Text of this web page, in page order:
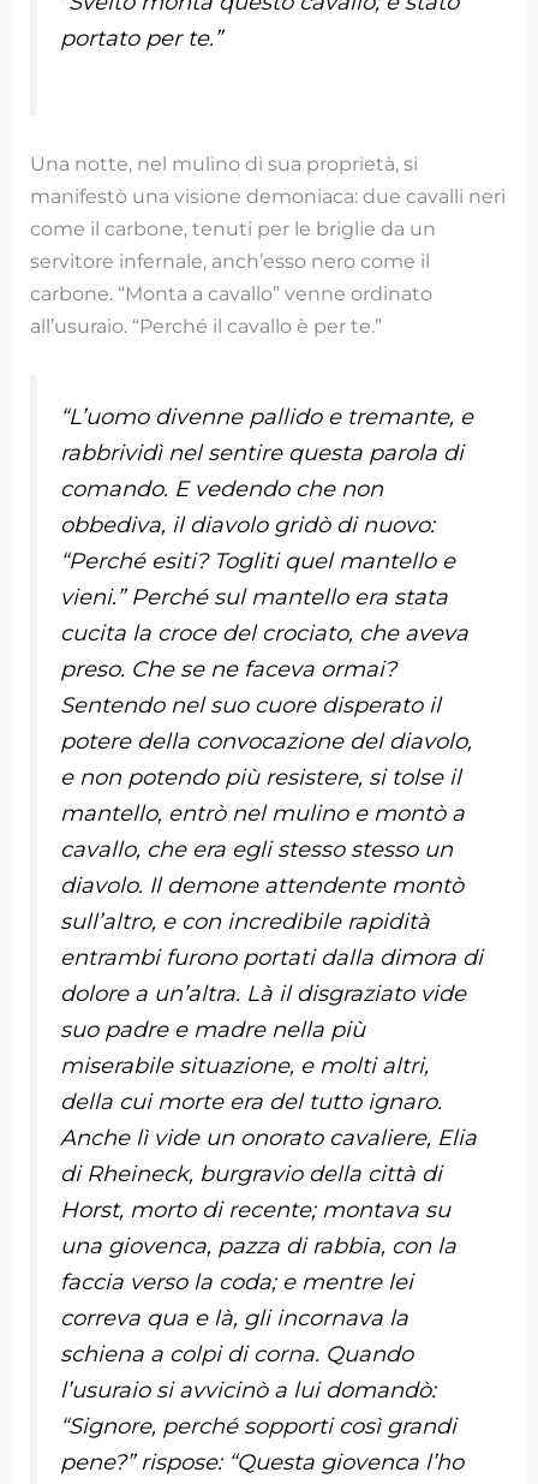
portato per te.”
Una notte, nel mulino di sua proprietà, si
manifestò una visione demoniaca: due cavalli neri
come il carbone, tenuti per le briglie da un
servitore infernale, anch’esso nero come il
carbone. “Monta a cavallo” venne ordinato
all’usuraio. “Perché il cavallo è per te.”
“L’uomo divenne pallido e tremante, e
rabbrividì nel sentire questa parola di
comando. E vedendo che non
obbediva, il diavolo gridò di nuovo:
“Perché esiti? Togliti quel mantello e
vieni.” Perché sul mantello era stata
cucita la croce del crociato, che aveva
preso. Che se ne faceva ormai?
Sentendo nel suo cuore disperato il
potere della convocazione del diavolo,
e non potendo più resistere, si tolse il
mantello, entrò nel mulino e montò a
cavallo, che era egli stesso stesso un
diavolo. Il demone attendente montò
sull’altro, e con incredibile rapidità
entrambi furono portati dalla dimora di
dolore a un’altra. Là il disgraziato vide
suo padre e madre nella più
miserabile situazione, e molti altri,
della cui morte era del tutto ignaro.
Anche lì vide un onorato cavaliere, Elia
di Rheineck, burgravio della città di
Horst, morto di recente; montava su
una giovenca, pazza di rabbia, con la
faccia verso la coda; e mentre lei
correva qua e là, gli incornava la
schiena a colpi di corna. Quando
l’usuraio si avvicinò a lui domandò:
“Signore, perché sopporti così grandi
pene?” rispose: “Questa giovenca l’ho